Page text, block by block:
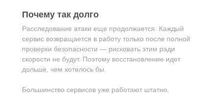
Почему так долго
Расследование атаки еще продолжается. Каждый
сервис возвращается в работу только после полной
проверки безопасности — рисковать этим ради
скорости не будут. Поэтому восстановление идет
дольше, чем хотелось бы.
Большинство сервисов уже работают штатно.